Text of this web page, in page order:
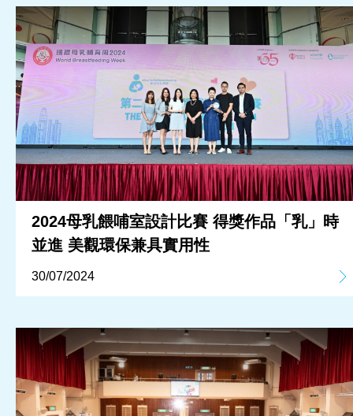
2024母乳餵哺室設計比賽 得獎作品「乳」時
並進 美觀環保兼具實用性
30/07/2024